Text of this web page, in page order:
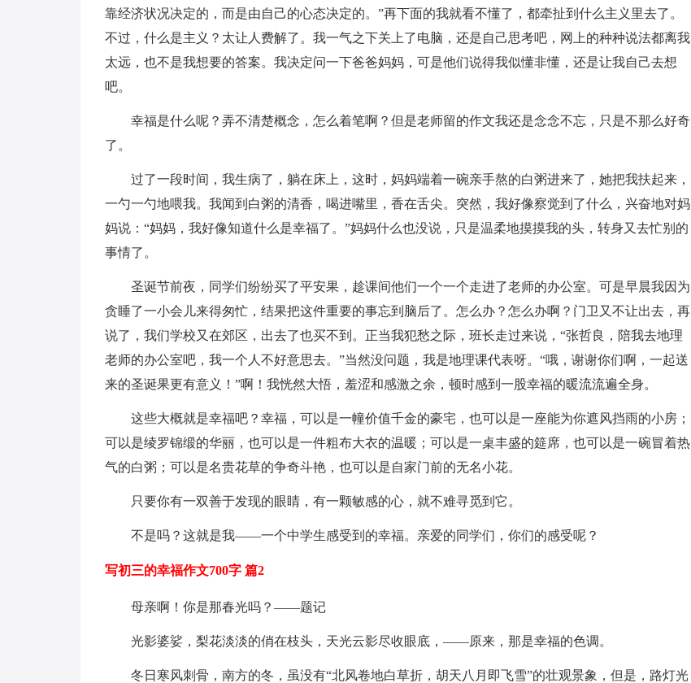
靠经济状况决定的，而是由自己的心态决定的。”再下面的我就看不懂了，都牵扯到什么主义里去了。
不过，什么是主义？太让人费解了。我一气之下关上了电脑，还是自己思考吧，网上的种种说法都离我
太远，也不是我想要的答案。我决定问一下爸爸妈妈，可是他们说得我似懂非懂，还是让我自己去想
吧。
幸福是什么呢？弄不清楚概念，怎么着笔啊？但是老师留的作文我还是念念不忘，只是不那么好奇
了。
过了一段时间，我生病了，躺在床上，这时，妈妈端着一碗亲手熬的白粥进来了，她把我扶起来，
一勺一勺地喂我。我闻到白粥的清香，喝进嘴里，香在舌尖。突然，我好像察觉到了什么，兴奋地对妈
妈说：“妈妈，我好像知道什么是幸福了。”妈妈什么也没说，只是温柔地摸摸我的头，转身又去忙别的
事情了。
圣诞节前夜，同学们纷纷买了平安果，趁课间他们一个一个走进了老师的办公室。可是早晨我因为
贪睡了一小会儿来得匆忙，结果把这件重要的事忘到脑后了。怎么办？怎么办啊？门卫又不让出去，再
说了，我们学校又在郊区，出去了也买不到。正当我犯愁之际，班长走过来说，“张哲良，陪我去地理
老师的办公室吧，我一个人不好意思去。”当然没问题，我是地理课代表呀。“哦，谢谢你们啊，一起送
来的圣诞果更有意义！”啊！我恍然大悟，羞涩和感激之余，顿时感到一股幸福的暖流流遍全身。
这些大概就是幸福吧？幸福，可以是一幢价值千金的豪宅，也可以是一座能为你遮风挡雨的小房；
可以是绫罗锦缎的华丽，也可以是一件粗布大衣的温暖；可以是一桌丰盛的筵席，也可以是一碗冒着热
气的白粥；可以是名贵花草的争奇斗艳，也可以是自家门前的无名小花。
只要你有一双善于发现的眼睛，有一颗敏感的心，就不难寻觅到它。
不是吗？这就是我——一个中学生感受到的幸福。亲爱的同学们，你们的感受呢？
写初三的幸福作文700字 篇2
母亲啊！你是那春光吗？——题记
光影婆娑，梨花淡淡的俏在枝头，天光云影尽收眼底，——原来，那是幸福的色调。
冬日寒风刺骨，南方的冬，虽没有“北风卷地白草折，胡天八月即飞雪”的壮观景象，但是，路灯光